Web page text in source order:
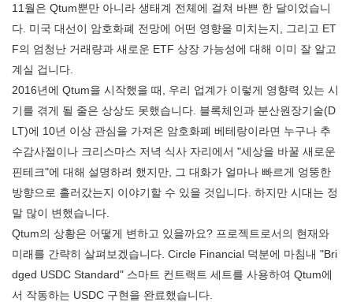
11월은 Qtum뿐만 아니라 생태계 전체에 걸쳐 바쁜 한 달이었습니
다. 미국 대선이 암호화폐 전망에 어떤 영향을 미치는지, 그리고 ET
F의 엄청난 거래량과 새로운 ETF 상장 가능성에 대해 이미 잘 알고
계실 겁니다.
2016년에 Qtum을 시작했을 때, 우리 업계가 이렇게 영향력 있는 시
기를 겪게 될 줄은 상상도 못했습니다. 블록체인과 분산원장기술(D
LT)에 10년 이상 관심을 가져온 암호화폐 베테랑이라면 누구나 추
수감사절이나 크리스마스 저녁 식사 자리에서 "세상을 바꿀 새로운
핀테크"에 대해 설명하려 했지만, 그 대화가 얼마나 빠르게 엉뚱한
방향으로 흘러갔는지 이야기할 수 있을 것입니다. 하지만 시대는 정
말 많이 변했습니다.
Qtum의 상황은 어떻게 변하고 있을까요? 프로젝트로서의 현재와
미래를 간략히 살펴보겠습니다. Circle Financial 덕분에 마침내 "Bri
dged USDC Standard" 스마트 컨트랙트 세트를 사용하여 Qtum에
서 작동하는 USDC 구현을 완료했습니다.